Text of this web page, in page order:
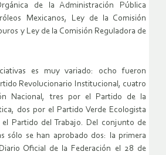
de la Administración Pública
Mexicanos, Ley de la Comisión
y Ley de la Comisión Reguladora de
es muy variado: ocho fueron
Revolucionario Institucional, cuatro
Nacional, tres por el Partido de la
dos por el Partido Verde Ecologista
Partido del Trabajo. Del conjunto de
sólo se han aprobado dos: la primera
Oficial de la Federación el 28 de